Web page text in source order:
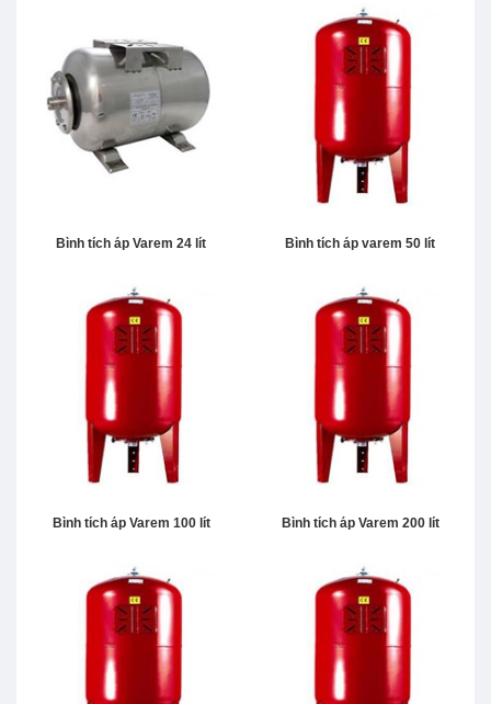
Bình tích áp Varem 24 lít Bình tích áp varem 50 lít
Bình tích áp Varem 100 lít Bình tích áp Varem 200 lít